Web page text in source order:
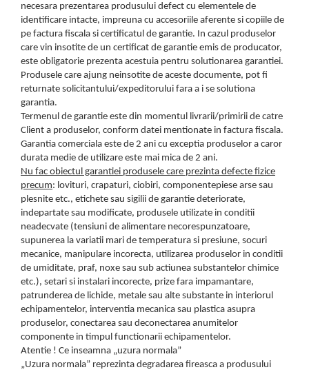
necesara prezentarea produsului defect cu elementele de
identificare intacte, impreuna cu accesoriile aferente si copiile de
pe factura fiscala si certificatul de garantie. In cazul produselor
care vin insotite de un certificat de garantie emis de producator,
este obligatorie prezenta acestuia pentru solutionarea garantiei.
Produsele care ajung neinsotite de aceste documente, pot fi
returnate solicitantului/expeditorului fara a i se solutiona
garantia.
Termenul de garantie este din momentul livrarii/primirii de catre
Client a produselor, conform datei mentionate in factura fiscala.
Garantia comerciala este de 2 ani cu exceptia produselor a caror
durata medie de utilizare este mai mica de 2 ani.
Nu fac obiectul garantiei produsele care prezinta defecte fizice
precum: lovituri, crapaturi, ciobiri, componentepiese arse sau
plesnite etc., etichete sau sigilii de garantie deteriorate,
indepartate sau modificate, produsele utilizate in conditii
neadecvate (tensiuni de alimentare necorespunzatoare,
supunerea la variatii mari de temperatura si presiune, socuri
mecanice, manipulare incorecta, utilizarea produselor in conditii
de umiditate, praf, noxe sau sub actiunea substantelor chimice
etc.), setari si instalari incorecte, prize fara impamantare,
patrunderea de lichide, metale sau alte substante in interiorul
echipamentelor, interventia mecanica sau plastica asupra
produselor, conectarea sau deconectarea anumitelor
componente in timpul functionarii echipamentelor.
Atentie ! Ce inseamna „uzura normala”
„Uzura normala” reprezinta degradarea fireasca a produsului